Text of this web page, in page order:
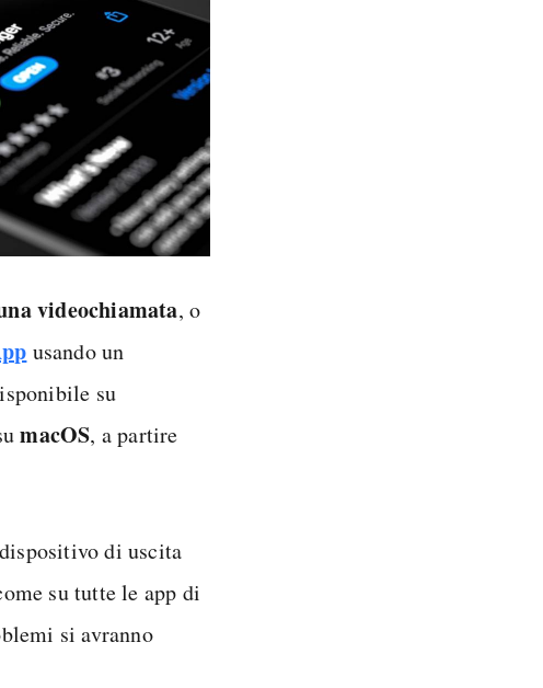
videochiamata, o
usando un
su
macOS, a partire
di uscita
su tutte le app di
si avranno